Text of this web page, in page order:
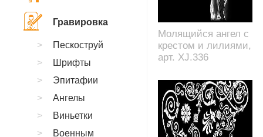
Молящийся ангел с
крестом и лилиями,
арт. XJ.336
Гравировка
Пескоструй
Шрифты
Эпитафии
Ангелы
Виньетки
Военным